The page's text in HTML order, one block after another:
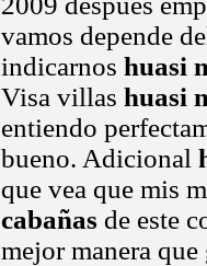
vamos depende
indicarnos huasi
Visa villas huasi
entiendo
bueno. Adicional
que vea que mis
cabañas de este
mejor manera